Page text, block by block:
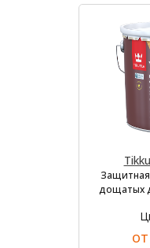
Защитная
дощатых